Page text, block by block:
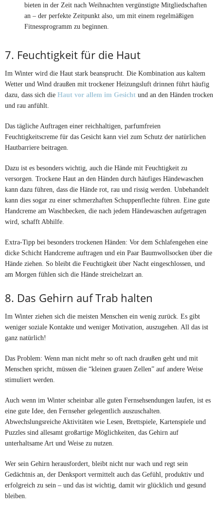
bieten in der Zeit nach Weihnachten vergünstigte Mitgliedschaften
an – der perfekte Zeitpunkt also, um mit einem regelmäßigen
Fitnessprogramm zu beginnen.
7. Feuchtigkeit für die Haut
Im Winter wird die Haut stark beansprucht. Die Kombination aus kaltem
Wetter und Wind draußen mit trockener Heizungsluft drinnen führt häufig
dazu, dass sich die Haut vor allem im Gesicht und an den Händen trocken
und rau anfühlt.
Das tägliche Auftragen einer reichhaltigen, parfumfreien
Feuchtigkeitscreme für das Gesicht kann viel zum Schutz der natürlichen
Hautbarriere beitragen.
Dazu ist es besonders wichtig, auch die Hände mit Feuchtigkeit zu
versorgen. Trockene Haut an den Händen durch häufiges Händewaschen
kann dazu führen, dass die Hände rot, rau und rissig werden. Unbehandelt
kann dies sogar zu einer schmerzhaften Schuppenflechte führen. Eine gute
Handcreme am Waschbecken, die nach jedem Händewaschen aufgetragen
wird, schafft Abhilfe.
Extra-Tipp bei besonders trockenen Händen: Vor dem Schlafengehen eine
dicke Schicht Handcreme auftragen und ein Paar Baumwollsocken über die
Hände ziehen. So bleibt die Feuchtigkeit über Nacht eingeschlossen, und
am Morgen fühlen sich die Hände streichelzart an.
8. Das Gehirn auf Trab halten
Im Winter ziehen sich die meisten Menschen ein wenig zurück. Es gibt
weniger soziale Kontakte und weniger Motivation, auszugehen. All das ist
ganz natürlich!
Das Problem: Wenn man nicht mehr so oft nach draußen geht und mit
Menschen spricht, müssen die “kleinen grauen Zellen” auf andere Weise
stimuliert werden.
Auch wenn im Winter scheinbar alle guten Fernsehsendungen laufen, ist es
eine gute Idee, den Fernseher gelegentlich auszuschalten.
Abwechslungsreiche Aktivitäten wie Lesen, Brettspiele, Kartenspiele und
Puzzles sind allesamt großartige Möglichkeiten, das Gehirn auf
unterhaltsame Art und Weise zu nutzen.
Wer sein Gehirn herausfordert, bleibt nicht nur wach und regt sein
Gedächtnis an, der Denksport vermittelt auch das Gefühl, produktiv und
erfolgreich zu sein – und das ist wichtig, damit wir glücklich und gesund
bleiben.